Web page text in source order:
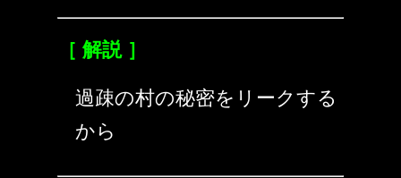
［ 解説 ］
過疎の村の秘密をリークする
から